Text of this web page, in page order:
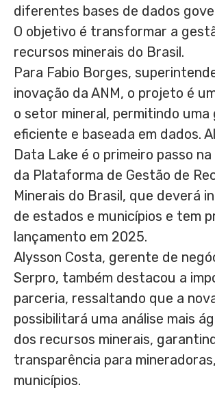
diferentes bases de dados
O objetivo é transformar a
recursos minerais do Brasil.
Para Fabio Borges,
inovação da ANM, o projeto é
o setor mineral, permitindo uma
eficiente e baseada em dados.
Data Lake é o primeiro passo
da Plataforma de Gestão de
Minerais do Brasil, que deverá
de estados e municípios e tem
lançamento em 2025.
Alysson Costa, gerente de
Serpro, também destacou a
parceria, ressaltando que a
possibilitará uma análise mais
dos recursos minerais,
transparência para
municípios.